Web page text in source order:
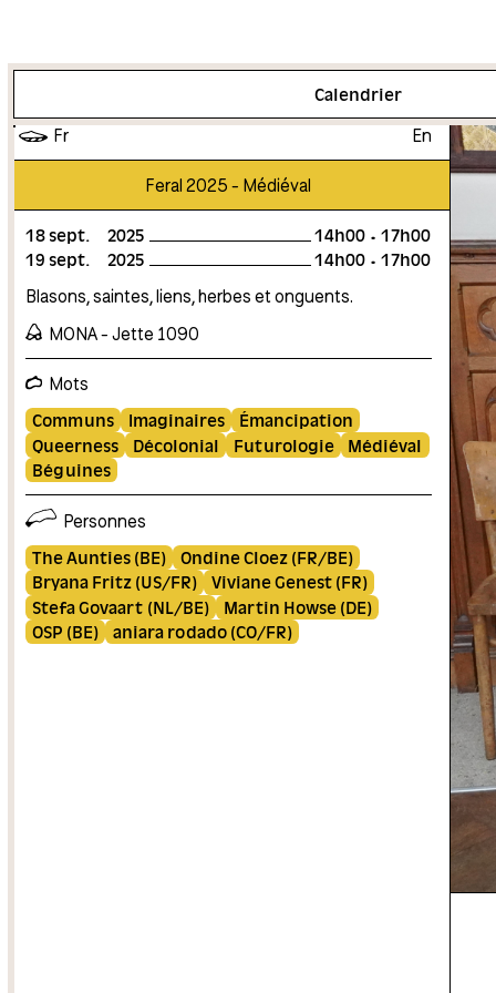
Calendrier
Fr En
Feral 2025 - Médiéval
18sept. 2025 14h00
17h00
19 sept. 2025 14h00
17h00
Blasons, saintes, liens, herbes et onguents.
MONA - Jette 1090
Mots
Communs
Imaginaires
Émancipation
Queerness
Décolonial Futurologie
Médiéval
Béguines
Personnes
The Aunties (BE)
Ondine Cloez (FR/BE)
Bryana Fritz (US/FR)
Viviane Genest (FR)
Stefa Govaart (NL/BE)
Martin Howse (DE)
OSP (BE)
aniara rodado (CO/FR)